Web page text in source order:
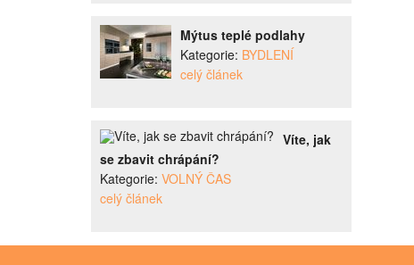
Mýtus teplé podlahy
Kategorie: BYDLENÍ
celý článek
Víte, jak
se zbavit chrápání?
Kategorie: VOLNÝ ČAS
celý článek